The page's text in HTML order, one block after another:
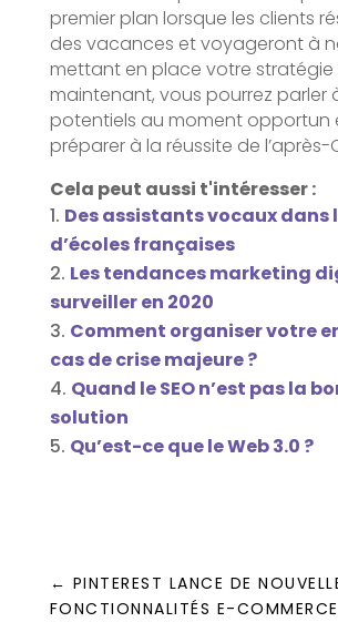
premier plan lorsque les clients
des vacances et voyageront à
mettant en place votre stratégie
maintenant, vous pourrez parler
potentiels au moment opportun
préparer à la réussite de l’après-
Cela peut aussi t'intéresser :
Des assistants vocaux dans
d’écoles françaises
Les tendances marketing
surveiller en 2020
Comment organiser votre
cas de crise majeure ?
Quand le SEO n’est pas la
solution
Qu’est-ce que le Web 3.0 ?
← PINTEREST LANCE DE
FONCTIONNALITÉS E-